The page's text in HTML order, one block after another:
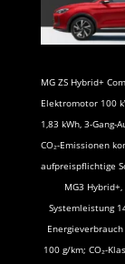
MG ZS Hybrid+
Elektromotor 100
1,83 kWh, 3-
CO₂-Emissionen
aufpreispflichtige
MG3
Systemleistung
100 g/km; CO₂-